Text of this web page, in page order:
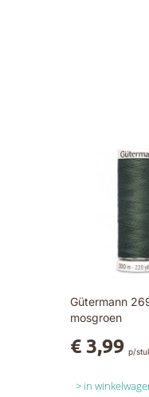
Gütermann
mosgroen
€ 3,99 p/
in